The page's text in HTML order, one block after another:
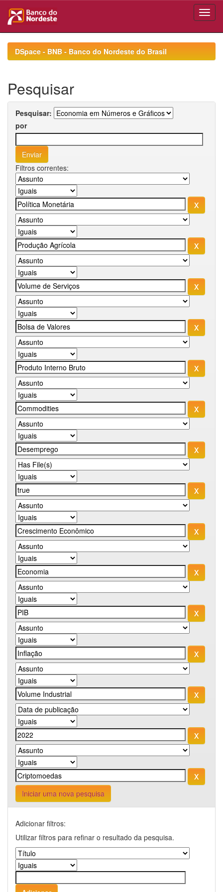
navigationDSpace - BNB - Banco do Nordeste do Brasil
Pesquisar
Pesquisar:
por
Filtros correntes:
Iniciar uma nova pesquisa
Adicionar filtros:
Utilizar filtros para refinar o resultado da pesquisa.